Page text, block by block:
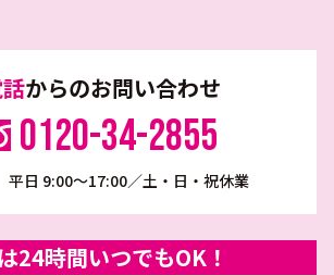
からのお問い合わせ
0120-34-2855
日 9:00～17:00／土・日・祝休業
24時間いつでもOK！